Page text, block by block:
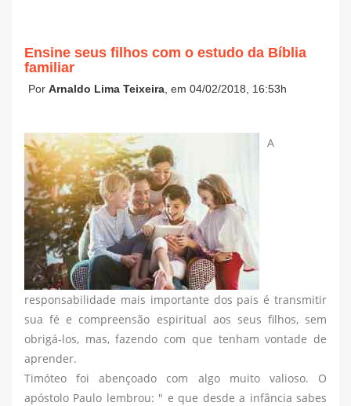
Ensine seus filhos com o estudo da Bíblia
familiar
Por Arnaldo Lima Teixeira , em 04/02/2018, 16:53h
A
responsabilidade mais importante dos pais é transmitir
sua fé e compreensão espiritual aos seus filhos, sem
obrigá-los, mas, fazendo com que tenham vontade de
aprender.
Timóteo foi abençoado com algo muito valioso. O
apóstolo Paulo lembrou: " e que desde a infância sabes